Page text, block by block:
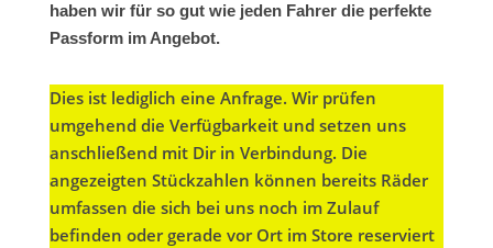
haben wir für so gut wie jeden Fahrer die perfekte
Passform im Angebot.
Dies ist lediglich eine Anfrage. Wir prüfen
umgehend die Verfügbarkeit und setzen uns
anschließend mit Dir in Verbindung. Die
angezeigten Stückzahlen können bereits Räder
umfassen die sich bei uns noch im Zulauf
befinden oder gerade vor Ort im Store reserviert